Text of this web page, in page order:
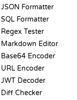
JSON Formatter
SQL Formatter
Regex Tester
Markdown Editor
Base64 Encoder
URL Encoder
JWT Decoder
Diff Checker